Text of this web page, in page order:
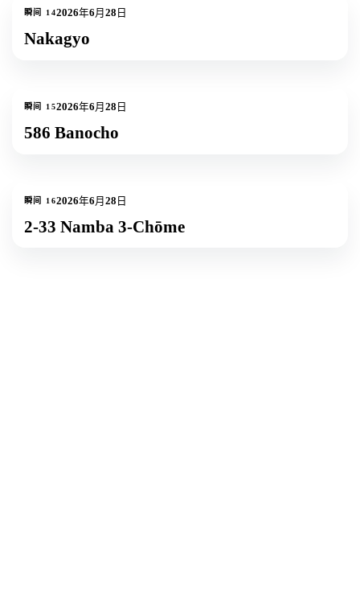
瞬间 142026年6月28日
Nakagyo
瞬间 152026年6月28日
586 Banocho
瞬间 162026年6月28日
2-33 Namba 3-Chōme